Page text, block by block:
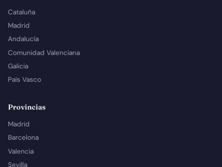
Cataluña
Madrid
Andalucía
Comunidad Valenciana
Galicia
País Vasco
Provincias
Madrid
Barcelona
Valencia
Sevilla